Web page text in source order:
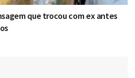
que trocou com ex antes